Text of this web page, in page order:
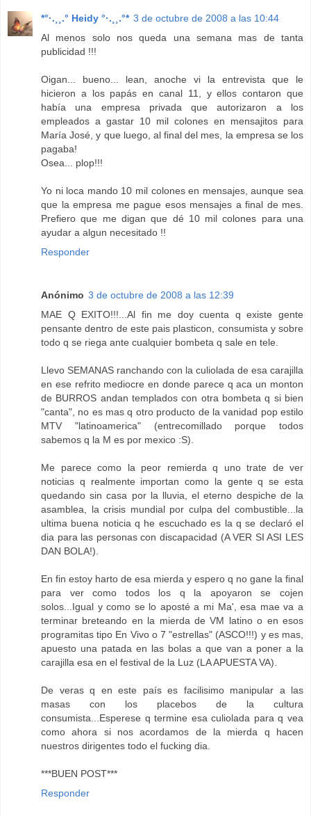
*°·.¸¸.° Heidy °·.¸¸.°* 3 de octubre de 2008 a las 10:44
Al menos solo nos queda una semana mas de tanta
publicidad !!!
Oigan... bueno... lean, anoche vi la entrevista que le
hicieron a los papás en canal 11, y ellos contaron que
había una empresa privada que autorizaron a los
empleados a gastar 10 mil colones en mensajitos para
María José, y que luego, al final del mes, la empresa se los
pagaba!
Osea... plop!!!
Yo ni loca mando 10 mil colones en mensajes, aunque sea
que la empresa me pague esos mensajes a final de mes.
Prefiero que me digan que dé 10 mil colones para una
ayudar a algun necesitado !!
Responder
Anónimo 3 de octubre de 2008 a las 12:39
MAE Q EXITO!!!...Al fin me doy cuenta q existe gente
pensante dentro de este pais plasticon, consumista y sobre
todo q se riega ante cualquier bombeta q sale en tele.
Llevo SEMANAS ranchando con la culiolada de esa carajilla
en ese refrito mediocre en donde parece q aca un monton
de BURROS andan templados con otra bombeta q si bien
"canta", no es mas q otro producto de la vanidad pop estilo
MTV "latinoamerica" (entrecomillado porque todos
sabemos q la M es por mexico :S).
Me parece como la peor remierda q uno trate de ver
noticias q realmente importan como la gente q se esta
quedando sin casa por la lluvia, el eterno despiche de la
asamblea, la crisis mundial por culpa del combustible...la
ultima buena noticia q he escuchado es la q se declaró el
dia para las personas con discapacidad (A VER SI ASI LES
DAN BOLA!).
En fin estoy harto de esa mierda y espero q no gane la final
para ver como todos los q la apoyaron se cojen
solos...Igual y como se lo aposté a mi Ma', esa mae va a
terminar breteando en la mierda de VM latino o en esos
programitas tipo En Vivo o 7 "estrellas" (ASCO!!!) y es mas,
apuesto una patada en las bolas a que van a poner a la
carajilla esa en el festival de la Luz (LA APUESTA VA).
De veras q en este país es facilisimo manipular a las
masas con los placebos de la cultura
consumista...Esperese q termine esa culiolada para q vea
como ahora si nos acordamos de la mierda q hacen
nuestros dirigentes todo el fucking dia.
***BUEN POST***
Responder